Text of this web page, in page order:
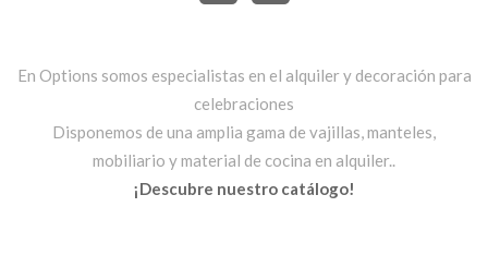
En Options somos especialistas en el alquiler y decoración para
celebraciones
Disponemos de una amplia gama de vajillas, manteles,
mobiliario y material de cocina en alquiler..
¡Descubre nuestro catálogo!